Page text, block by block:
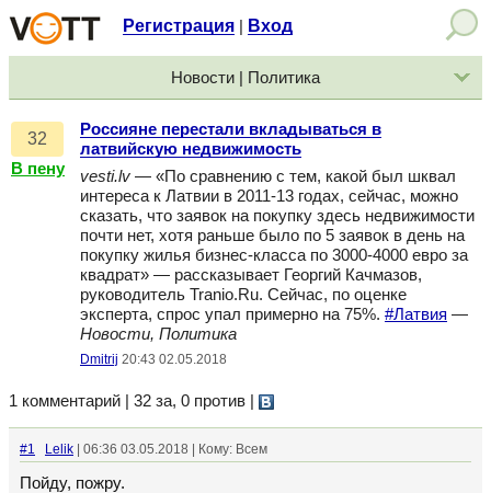
Регистрация Вход
Новости | Политика
32
В пену
Россияне перестали вкладываться в
латвийскую недвижимость
vesti.lv — «По сравнению с тем, какой был шквал
интереса к Латвии в 2011-13 годах, сейчас, можно
сказать, что заявок на покупку здесь недвижимости
почти нет, хотя раньше было по 5 заявок в день на
покупку жилья бизнес-класса по 3000-4000 евро за
квадрат» — рассказывает Георгий Качмазов,
руководитель Tranio.Ru. Сейчас, по оценке
эксперта, спрос упал примерно на 75%. #Латвия —
Новости, Политика
Dmitrij 20:43 02.05.2018
1 комментарий | 32 за, 0 против
#1 Lelik | 06:36 03.05.2018 | Кому: Всем
Пойду, пожру.